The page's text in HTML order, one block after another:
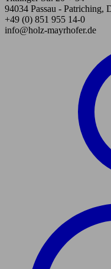
94034 Passau - Patriching,
+49 (0) 851 955 14-0
info@holz-mayrhofer.de